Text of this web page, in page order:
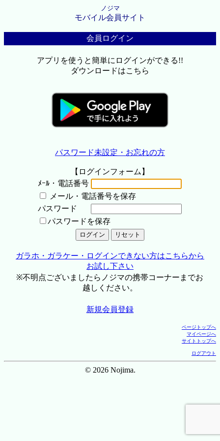
ノジマ
モバイル会員サイト
会員ログイン
アプリを使うと簡単にログインができる!!
ダウンロードはこちら
パスワード未設定・お忘れの方
【ログインフォーム】
ﾒｰﾙ・電話番号
メール・電話番号を保存
パスワード
パスワードを保存
ガラホ・ガラケー・ログインできない方はこちらから
お試し下さい
※不明点ございましたらノジマの携帯コーナーまでお
越しください。
新規会員登録
ページトップへ
マイページへ
サイトトップへ
ログアウト
© 2026 Nojima.